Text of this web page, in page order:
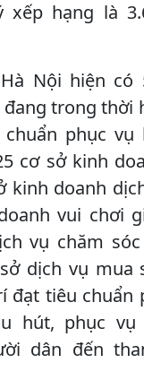
xếp hạng là
Nội hiện có
trong thời
phục vụ
cơ sở kinh
kinh doanh
vui chơi
vụ chăm
dịch vụ mua
đạt tiêu chuẩn
hút, phục vụ
dân đến